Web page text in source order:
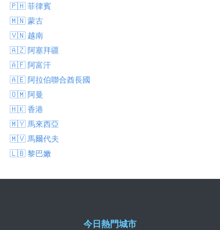
🇵🇭 菲律賓
🇲🇳 蒙古
🇻🇳 越南
🇦🇿 阿塞拜疆
🇦🇫 阿富汗
🇦🇪 阿拉伯聯合酋長國
🇴🇲 阿曼
🇭🇰 香港
🇲🇾 馬來西亞
🇲🇻 馬爾代夫
🇱🇧 黎巴嫩
今日熱門城市